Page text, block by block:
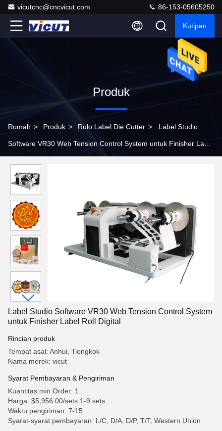
vicutcnc@cncvicut.com 86-153-05605250
Kutipan
Produk
Rumah > Produk > Rulo Label Die Cutter > Label Studio
Software VR30 Web Tension Control System untuk Finisher Label
Label Studio Software VR30 Web Tension Control System
untuk Finisher Label Roll Digital
Rincian produk
Tempat asal: Anhui, Tiongkok
Nama merek: vicut
Syarat Pembayaran & Pengiriman
Kuantitas min Order: 1
Harga: $5,956.00/sets 1-9 sets
Waktu pengiriman: 7-15
Syarat-syarat pembayaran: L/C, D/A, D/P, T/T, Western Union